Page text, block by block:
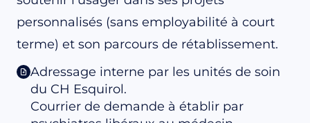
personnalisés (sans employabilité à court
terme) et son parcours de rétablissement.
Adressage interne par les unités de soin
du CH Esquirol.
Courrier de demande à établir par